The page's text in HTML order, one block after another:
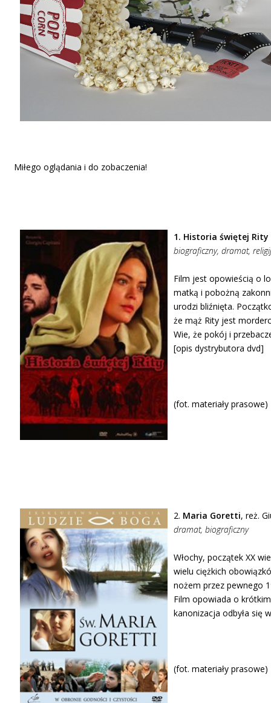
Miłego oglądania i do zobaczenia!
1. Historia świętej Rity
biograficzny, dramat,
Film jest opowieścią o
matką i pobożną
urodzi bliźnięta.
że mąż Rity jest
Wie, że pokój i
[opis dystrybutora dvd]
(fot. materiały prasowe)
2. Maria Goretti, reż.
dramat, biograficzny
Włochy, początek XX
wielu ciężkich
nożem przez pewnego
Film opowiada o
kanonizacja odbyła się
(fot. materiały prasowe)